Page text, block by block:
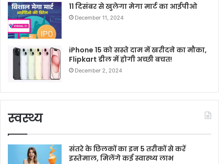
11 दिसंबर से खुलेगा मेगा मार्ट का आईपीओ
December 11, 2024
iPhone 15 को सस्ते दाम में खरीदने का मौका,
Flipkart डील में होगी अच्छी बचत!
December 2, 2024
स्वस्थ्य
संतरे के छिलकों का इन 5 तरीकों से करें
इस्तेमाल, मिलेंगे कई स्वास्थ्य लाभ